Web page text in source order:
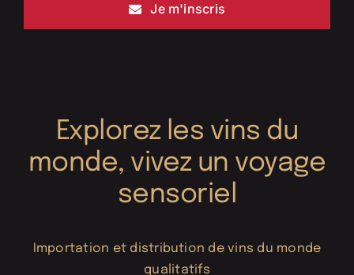
Je m'inscris
Explorez les vins du
monde, vivez un voyage
sensoriel
Importation et distribution de vins du monde
qualitatifs